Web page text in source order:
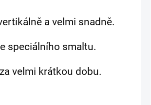
a velmi snadně.
speciálního smaltu.
velmi krátkou dobu.